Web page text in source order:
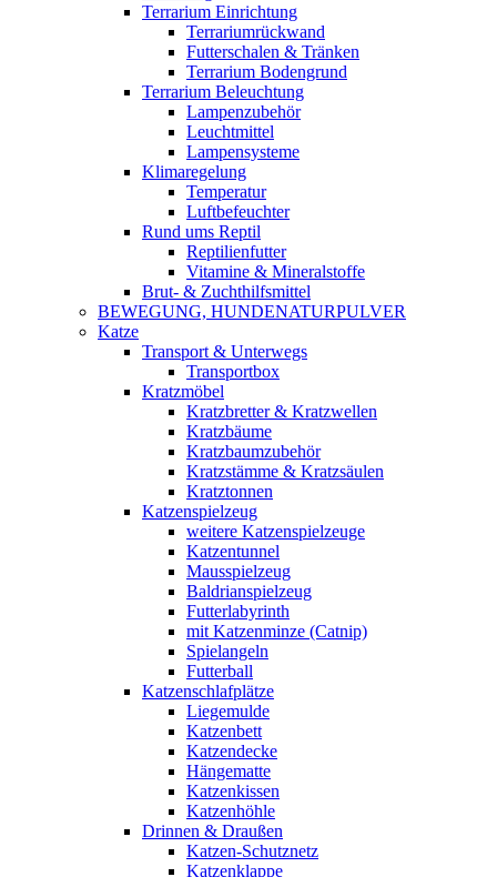
Terrarium Einrichtung
Terrariumrückwand
Futterschalen & Tränken
Terrarium Bodengrund
Terrarium Beleuchtung
Lampenzubehör
Leuchtmittel
Lampensysteme
Klimaregelung
Temperatur
Luftbefeuchter
Rund ums Reptil
Reptilienfutter
Vitamine & Mineralstoffe
Brut- & Zuchthilfsmittel
BEWEGUNG, HUNDENATURPULVER
Katze
Transport & Unterwegs
Transportbox
Kratzmöbel
Kratzbretter & Kratzwellen
Kratzbäume
Kratzbaumzubehör
Kratzstämme & Kratzsäulen
Kratztonnen
Katzenspielzeug
weitere Katzenspielzeuge
Katzentunnel
Mausspielzeug
Baldrianspielzeug
Futterlabyrinth
mit Katzenminze (Catnip)
Spielangeln
Futterball
Katzenschlafplätze
Liegemulde
Katzenbett
Katzendecke
Hängematte
Katzenkissen
Katzenhöhle
Drinnen & Draußen
Katzen-Schutznetz
Katzenklappe